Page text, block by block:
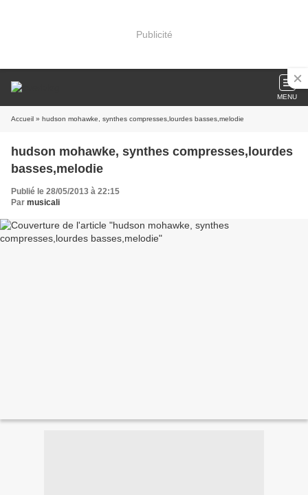
Publicité
MENU
Accueil » hudson mohawke, synthes compresses,lourdes basses,melodie
hudson mohawke, synthes compresses,lourdes
basses,melodie
Publié le 28/05/2013 à 22:15
Par musicali